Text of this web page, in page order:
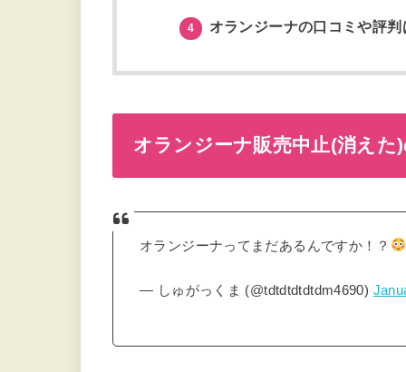
4 オランジーナの口コミや評判
オランジーナ販売中止(消えた
オランジーナってまだあるんですか！？
— しゅがっくま (@tdtdtdtdtdm4690)